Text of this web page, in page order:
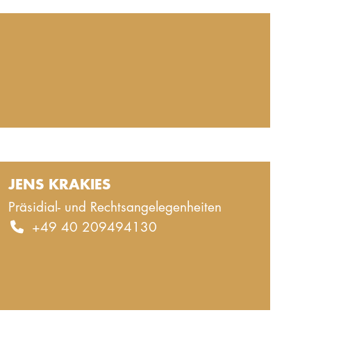
JENS KRAKIES
Präsidial- und Rechtsangelegenheiten
+49 40 209494130